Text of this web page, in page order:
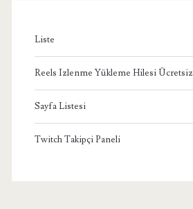
Liste
Reels Izlenme Yükleme Hilesi Ücretsiz
Sayfa Listesi
Twitch Takipçi Paneli